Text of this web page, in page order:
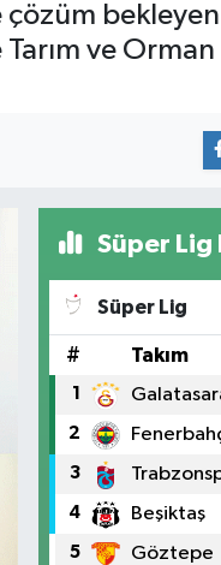
bekleyen
ve Orman
Süper Lig
Süper Lig
# Takım
1
2
3
4 Beşiktaş
5 Göztepe